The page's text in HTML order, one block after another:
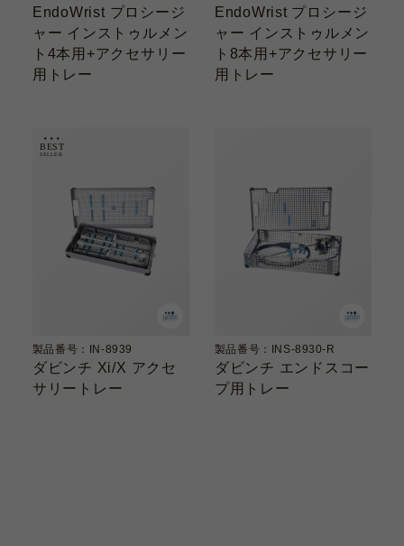
EndoWrist プロシージ
ャー インストゥルメン
ト4本用+アクセサリー
用トレー
EndoWrist プロシージ
ャー インストゥルメン
ト8本用+アクセサリー
用トレー
製品番号：IN-8939
ダビンチ Xi/X アクセ
サリートレー
製品番号：INS-8930-R
ダビンチ エンドスコー
プ用トレー